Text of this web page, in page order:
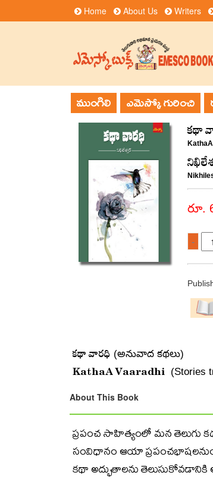
Home About Us Writers
ముంగిలి ఎమెస్కో గురించి
కథా
రూ.
-
కథా వారధి (అనువాద కథలు)
KathaA Vaaradhi (Stories
About This Book
ప్రపంచ సాహిత్యంలో మన తెలుగు
సంవిధానం ఆయా
కథా అద్భుతాలను